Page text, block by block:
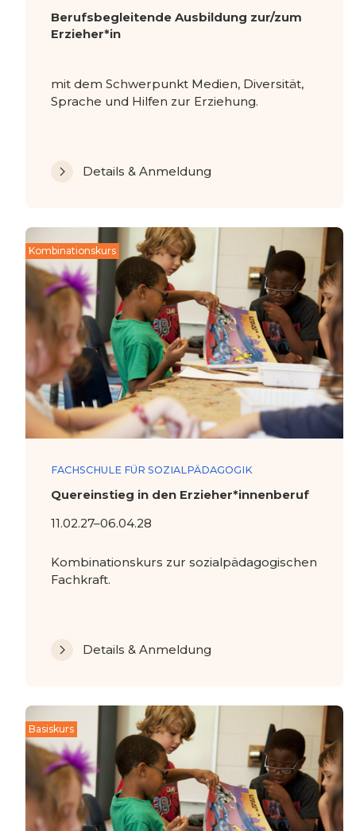
Berufsbegleitende Ausbildung zur/zum
Erzieher*in
mit dem Schwerpunkt Medien, Diversität,
Sprache und Hilfen zur Erziehung.
Details & Anmeldung
Kombinationskurs
FACHSCHULE FÜR SOZIALPÄDAGOGIK
Quereinstieg in den Erzieher*innenberuf
11.02.27–06.04.28
Kombinationskurs zur sozialpädagogischen
Fachkraft.
Details & Anmeldung
Basiskurs